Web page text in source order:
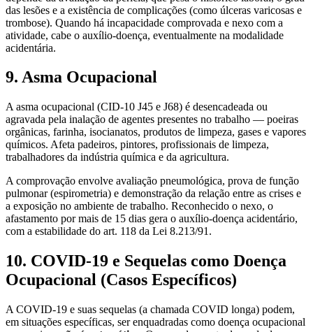
das lesões e a existência de complicações (como úlceras varicosas e
trombose). Quando há incapacidade comprovada e nexo com a
atividade, cabe o auxílio-doença, eventualmente na modalidade
acidentária.
9. Asma Ocupacional
A asma ocupacional (CID-10 J45 e J68) é desencadeada ou
agravada pela inalação de agentes presentes no trabalho — poeiras
orgânicas, farinha, isocianatos, produtos de limpeza, gases e vapores
químicos. Afeta padeiros, pintores, profissionais de limpeza,
trabalhadores da indústria química e da agricultura.
A comprovação envolve avaliação pneumológica, prova de função
pulmonar (espirometria) e demonstração da relação entre as crises e
a exposição no ambiente de trabalho. Reconhecido o nexo, o
afastamento por mais de 15 dias gera o auxílio-doença acidentário,
com a estabilidade do art. 118 da Lei 8.213/91.
10. COVID-19 e Sequelas como Doença
Ocupacional (Casos Específicos)
A COVID-19 e suas sequelas (a chamada COVID longa) podem,
em situações específicas, ser enquadradas como doença ocupacional